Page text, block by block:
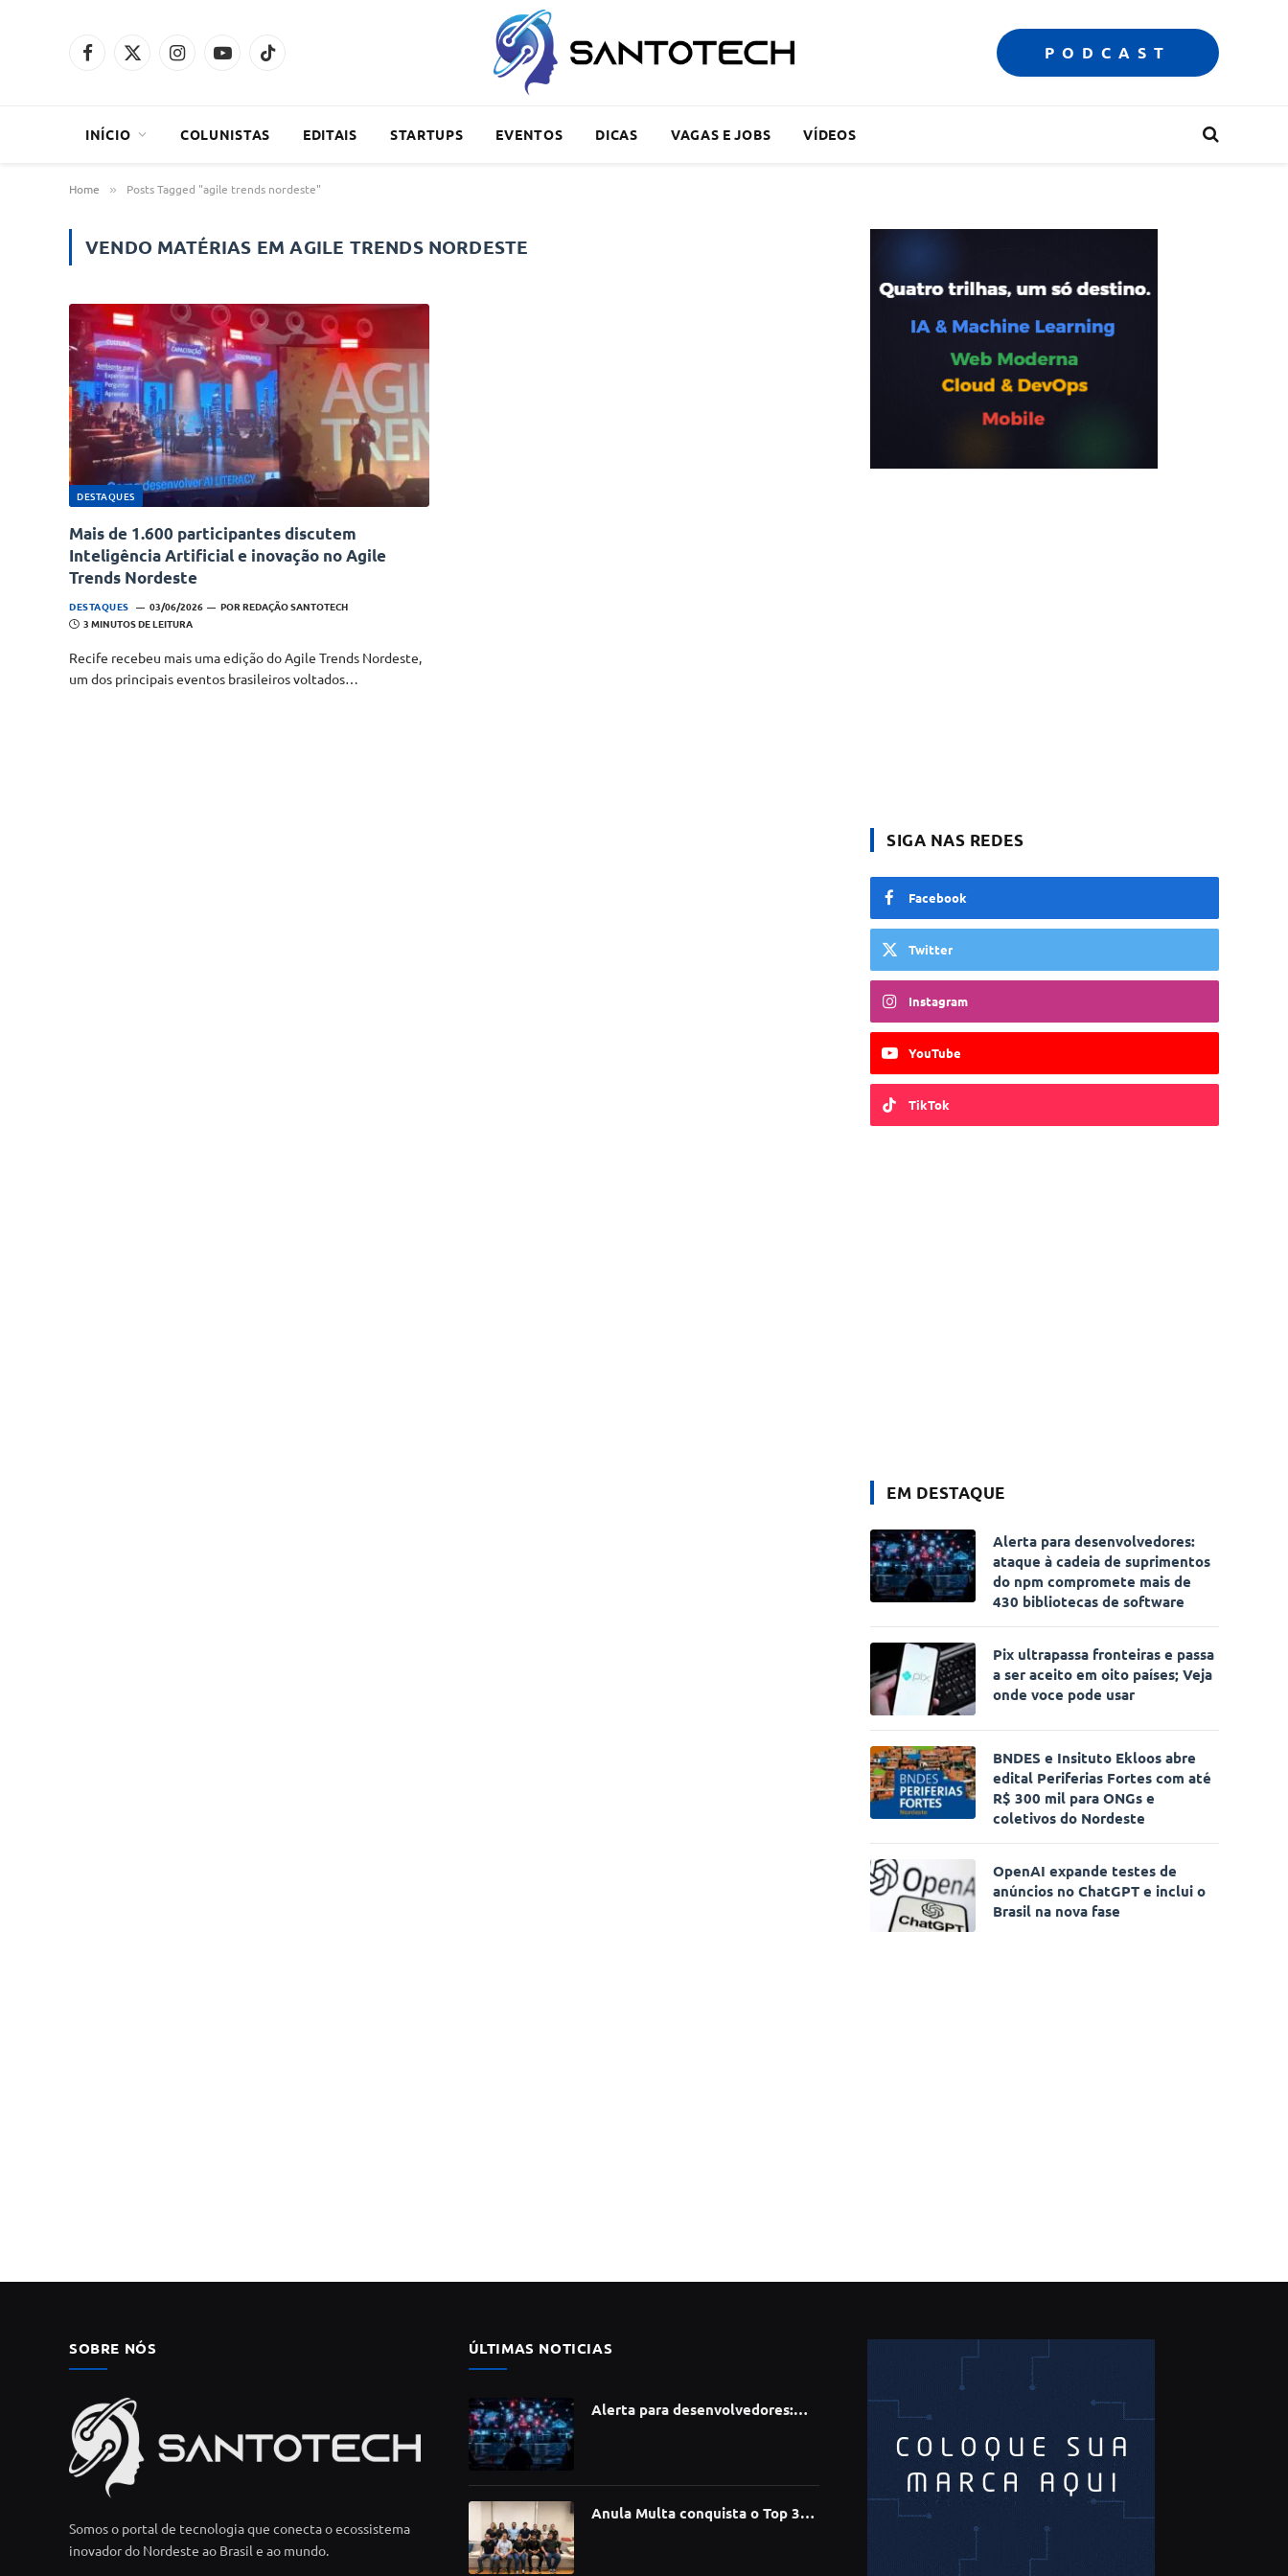
Facebook
X
InstagramYouTubeTikTok PODCAST
INÍCIO COLUNISTAS EDITAIS STARTUPS EVENTOS DICAS VAGAS E JOBS VÍDEOS
Home » Posts Tagged "agile trends nordeste"
VENDO MATÉRIAS EMAGILE TRENDS NORDESTE
DESTAQUES
Mais de 1.600 participantes discutem
Inteligência Artificial e inovação no Agile
Trends Nordeste
DESTAQUES 03/06/2026 POR REDAÇÃO SANTOTECH
3 MINUTOS DE LEITURA
Recife recebeu mais uma edição do Agile Trends Nordeste,
um dos principais eventos brasileiros voltados…
SIGA NAS REDES
Facebook
Twitter
Instagram
YouTube
TikTok
EM DESTAQUE
Alerta para desenvolvedores:
ataque à cadeia de suprimentos
do npm compromete mais de
430 bibliotecas de software
Pix ultrapassa fronteiras e passa
a ser aceito em oito países; Veja
onde voce pode usar
BNDES e Insituto Ekloos abre
edital Periferias Fortes com até
R$ 300 mil para ONGs e
coletivos do Nordeste
OpenAI expande testes de
anúncios no ChatGPT e inclui o
Brasil na nova fase
SOBRE NÓS
Somos o portal de tecnologia que conecta o ecossistema
inovador do Nordeste ao Brasil e ao mundo.
ÚLTIMAS NOTICIAS
Alerta para desenvolvedores:
Anula Multa conquista o Top 30